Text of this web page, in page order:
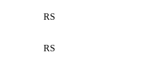
RS
RS